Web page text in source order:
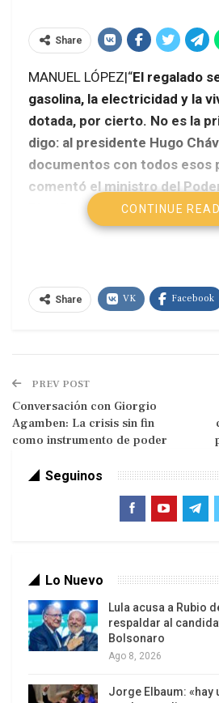
Share
MANUEL LÓPEZ|“El regalado
gasolina, la electricidad y la
dotada, por cierto. No es la
digo: al presidente Hugo
documentos con todos esos
comentó el ministro del
Planificación, Jorge Giordani.
Correo del Orinoc
mente del periodista frente a
Gabinete Económico es:
frente al dólar y qué esquema
el Ejecutivo para hacer frente a
generada por la paridad del
“La mercancía más barata en
CONTINUE
Share VK Facebook
PREV POST
Conversación con Giorgio
Agamben: La crisis sin fin
como instrumento de poder
Seguinos
Lo Nuevo
Lula acusa a Rubio
respaldar al
Bolsonaro
Ago 8, 2026
Jorge Elbaum: «hay